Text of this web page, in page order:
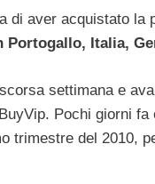
di aver acquistato la
Portogallo, Italia,
settimana e
Pochi giorni
trimestre del 2010,